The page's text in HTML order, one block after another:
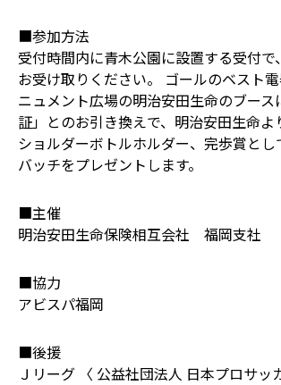
■参加方法
受付時間内に青木公園に設置する受付で
お受け取りください。 ゴールのベスト
ニュメント広場の明治安田生命のブース
証」とのお引き換えで、明治安田生命よ
ショルダーボトルホルダー、完歩賞と
バッチをプレゼントします。
■主催
明治安田生命保険相互会社 福岡支社
■協力
アビスパ福岡
■後援
Ｊリーグ 〈 公益社団法人 日本プロサッ